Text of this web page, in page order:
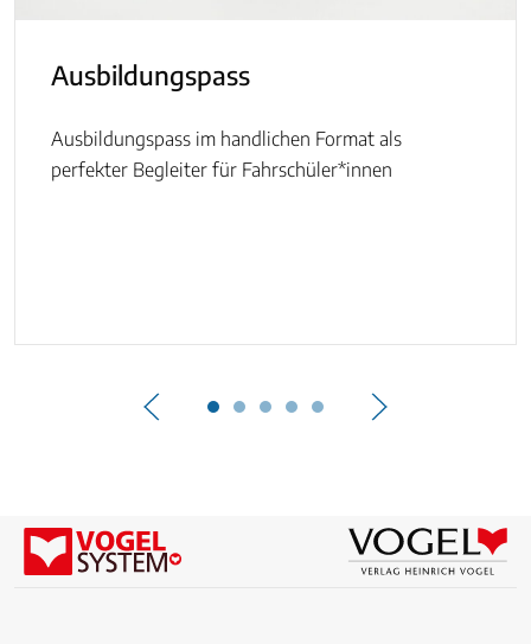
Ausbildungspass
Ausbildungspass im handlichen Format als
perfekter Begleiter für Fahrschüler*innen